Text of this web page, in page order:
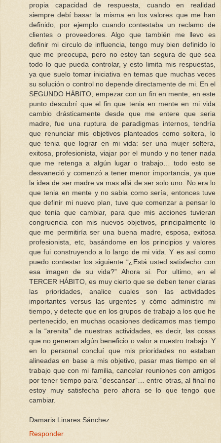
propia capacidad de respuesta, cuando en realidad
siempre debí basar la misma en los valores que me han
definido, por ejemplo cuando contestaba un reclamo de
clientes o proveedores. Algo que también me llevo es
definir mi circulo de influencia, tengo muy bien definido lo
que me preocupa, pero no estoy tan segura de que sea
todo lo que pueda controlar, y esto limita mis respuestas,
ya que suelo tomar iniciativa en temas que muchas veces
su solución o control no depende directamente de mi. En el
SEGUNDO HÁBITO, empezar con un fin en mente, en este
punto descubrí que el fin que tenia en mente en mi vida
cambio drásticamente desde que me entere que seria
madre, fue una ruptura de paradigmas internos, tendría
que renunciar mis objetivos planteados como soltera, lo
que tenia que lograr en mi vida: ser una mujer soltera,
exitosa, profesionista, viajar por el mundo y no tener nada
que me retenga a algún lugar o trabajo… todo esto se
desvaneció y comenzó a tener menor importancia, ya que
la idea de ser madre va mas allá de ser solo uno. No era lo
que tenia en mente y no sabia como sería, entonces tuve
que definir mi nuevo plan, tuve que comenzar a pensar lo
que tenia que cambiar, para que mis acciones tuvieran
congruencia con mis nuevos objetivos, principalmente lo
que me permitiría ser una buena madre, esposa, exitosa
profesionista, etc, basándome en los principios y valores
que fui construyendo a lo largo de mi vida. Y es así como
puedo contestar los siguiente “¿Está usted satisfecho con
esa imagen de su vida?” Ahora si. Por ultimo, en el
TERCER HÁBITO, es muy cierto que se deben tener claras
las prioridades, analice cuales son las actividades
importantes versus las urgentes y cómo administro mi
tiempo, y detecte que en los grupos de trabajo a los que he
pertenecido, en muchas ocasiones dedicamos mas tiempo
a la “arenita” de nuestras actividades, es decir, las cosas
que no generan algún beneficio o valor a nuestro trabajo. Y
en lo personal concluí que mis prioridades no estaban
alineadas en base a mis objetivo, pasar mas tiempo en el
trabajo que con mi familia, cancelar reuniones con amigos
por tener tiempo para “descansar”… entre otras, al final no
estoy muy satisfecha pero ahora se lo que tengo que
cambiar.
Damaris Linares Sánchez
Responder